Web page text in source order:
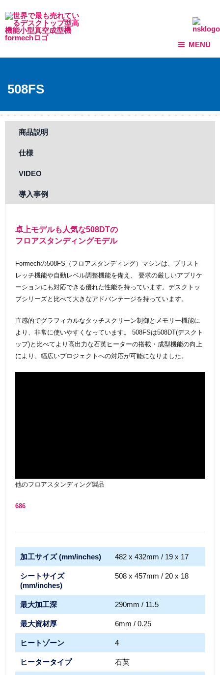
MENU
508FS
商品説明
仕様
VIDEO
導入事例
卓上モデルも人気な508DTの
フロアスタンディングモデル
Formechの508FS（フロアスタンディング）マシンは、プリスト
レッチ機能や自動レベル調整機能を備え、 要求の厳しいアプリケ
ーションにも対応できる優れた性能を持っています。デスクトッ
プシリーズと比べて大きなアドバンテージを持っています。
直感的でグラフィカルなタッチスクリーン制御とメモリー機能に
より、非常に使いやすくなっています。 508FSは508DT(デスクト
ップ)と比べてより高出力な石英ヒーターの搭載・成型機能の向上
により、幅広いプロジェクトへの対応が可能になりました。
他のフロアスタンディング製品
686
加工サイズ (mm/inches) 482 x 432mm / 19 x 17
シートサイズ
(mm/inches)
508 x 457mm / 20 x 18
最大加工深 290mm / 11.5
最大資材厚 6mm / 0.25
ヒートゾーン 4
ヒータータイプ 石英